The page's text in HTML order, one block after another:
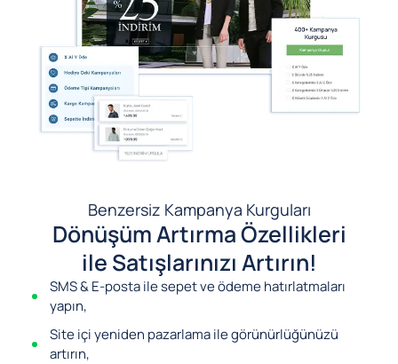
Benzersiz Kampanya Kurguları
Dönüşüm Artırma Özellikleri
ile Satışlarınızı Artırın!
SMS & E-posta ile sepet ve ödeme hatırlatmaları
yapın,
Site içi yeniden pazarlama ile görünürlüğünüzü
artırın,